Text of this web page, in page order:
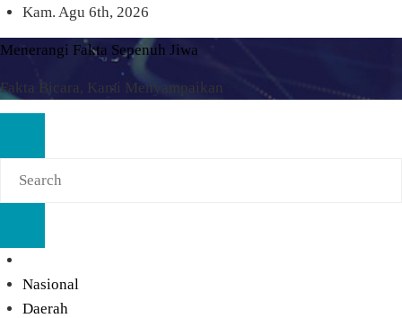
Skip
to
content
Kam. Agu 6th, 2026
Menerangi Fakta Sepenuh Jiwa
Fakta Bicara, Kami Menyampaikan
Nasional
Daerah